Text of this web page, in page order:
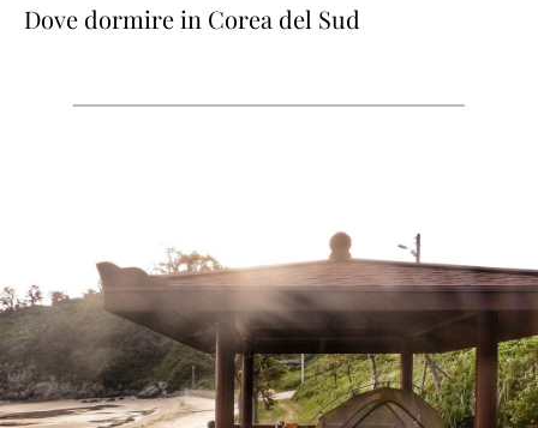
Dove dormire in Corea del Sud